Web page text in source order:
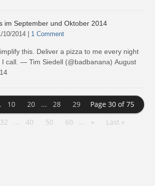
im September und Oktober 2014
10/2014 | 1 Comment
this. Deliver a pizza to me every night
I call. — Tim Siedell (@badbanana) August
Page 30 of 75
10 20 ... 28
29
32 ... 40 50 60 ... » Last »